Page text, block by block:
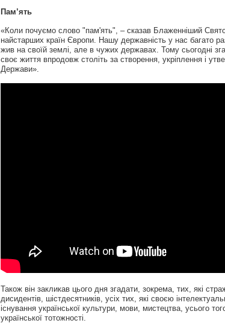
Пам’ять
«Коли почуємо слово "пам'ять", – сказав Блаженніший
найстарших країн Європи. Нашу державність у нас багато
жив на своїй землі, але в чужих державах. Тому сьогодні
своє життя впродовж століть за створення, укріплення і
Держави».
Також він закликав цього дня згадати, зокрема, тих, які
дисидентів, шістдесятників, усіх тих, які своєю
існування української культури, мови, мистецтва, усього
української тотожності.